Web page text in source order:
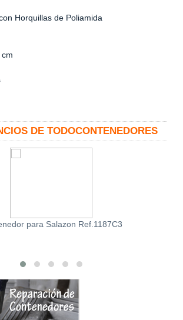
Horquillas de Poliamida
DE TODOCONTENEDORES
para Salazon Ref.1187C3